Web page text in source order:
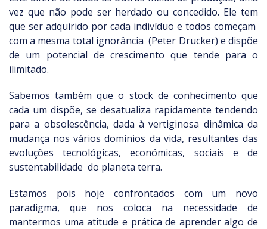
vez que não pode ser herdado ou concedido. Ele tem
que ser adquirido por cada indivíduo e todos começam
com a mesma total ignorância (Peter Drucker) e dispõe
de um potencial de crescimento que tende para o
ilimitado.
Sabemos também que o stock de conhecimento que
cada um dispõe, se desatualiza rapidamente tendendo
para a obsolescência, dada à vertiginosa dinâmica da
mudança nos vários domínios da vida, resultantes das
evoluções tecnológicas, económicas, sociais e de
sustentabilidade do planeta terra.
Estamos pois hoje confrontados com um novo
paradigma, que nos coloca na necessidade de
mantermos uma atitude e prática de aprender algo de